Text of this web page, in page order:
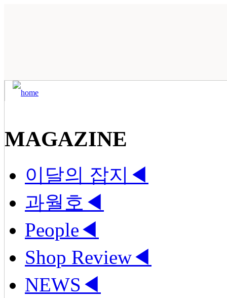
MAGAZINE
이달의 잡지 ◀
과월호 ◀
People◀
Shop Review◀
NEWS ◀